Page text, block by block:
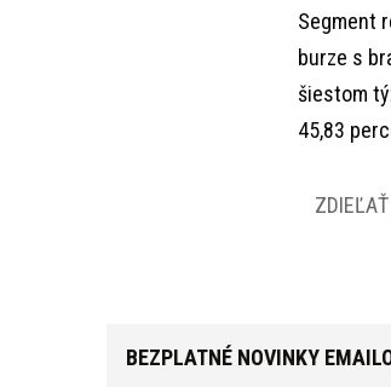
Segment
burze s
šiestom
45,83
ZDIEĽAŤ
BEZPLATNÉ NOVINKY